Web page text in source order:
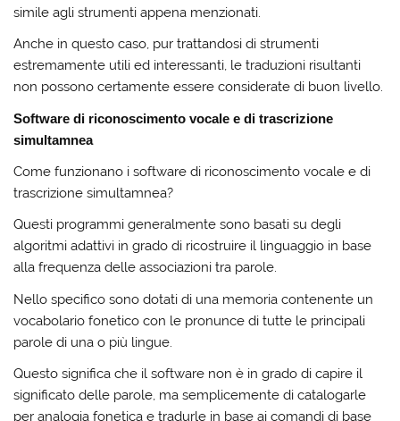
simile agli strumenti appena menzionati.
Anche in questo caso, pur trattandosi di strumenti
estremamente utili ed interessanti, le traduzioni risultanti
non possono certamente essere considerate di buon livello.
Software di riconoscimento vocale e di trascrizione
simultamnea
Come funzionano i software di riconoscimento vocale e di
trascrizione simultamnea?
Questi programmi generalmente sono basati su degli
algoritmi adattivi in grado di ricostruire il linguaggio in base
alla frequenza delle associazioni tra parole.
Nello specifico sono dotati di una memoria contenente un
vocabolario fonetico con le pronunce di tutte le principali
parole di una o più lingue.
Questo significa che il software non è in grado di capire il
significato delle parole, ma semplicemente di catalogarle
per analogia fonetica e tradurle in base ai comandi di base